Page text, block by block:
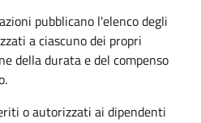
pubblicano l'elenco degli
a ciascuno dei propri
della durata e del compenso
o autorizzati ai dipendenti